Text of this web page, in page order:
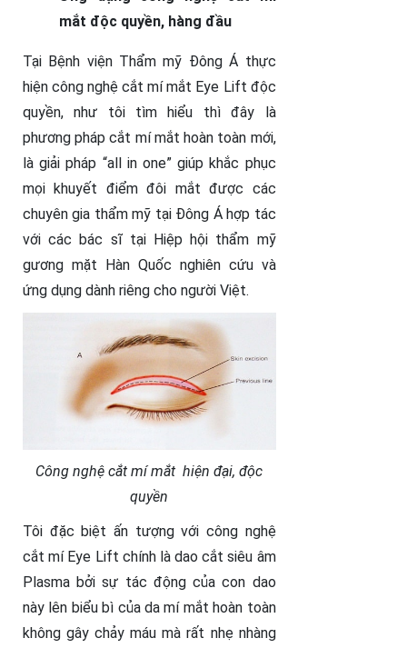
mắt độc quyền, hàng đầu
Tại Bệnh viện Thẩm mỹ Đông Á thực
hiện công nghệ cắt mí mắt Eye Lift độc
quyền, như tôi tìm hiểu thì đây là
phương pháp cắt mí mắt hoàn toàn mới,
là giải pháp “all in one” giúp khắc phục
mọi khuyết điểm đôi mắt được các
chuyên gia thẩm mỹ tại Đông Á hợp tác
với các bác sĩ tại Hiệp hội thẩm mỹ
gương mặt Hàn Quốc nghiên cứu và
ứng dụng dành riêng cho người Việt.
Công nghệ cắt mí mắt hiện đại, độc
quyền
Tôi đặc biệt ấn tượng với công nghệ
cắt mí Eye Lift chính là dao cắt siêu âm
Plasma bởi sự tác động của con dao
này lên biểu bì của da mí mắt hoàn toàn
không gây chảy máu mà rất nhẹ nhàng